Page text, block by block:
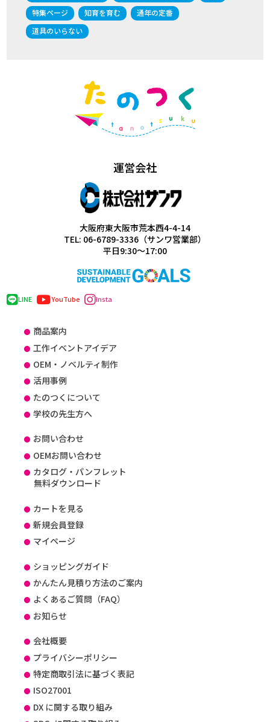
特集ページ
知育を育む
通年の定番
道具のいらない
運営会社
大阪府東大阪市荒本西4-4-14
TEL: 06-6789-3336（サンワ営業部）
平日9:30～17:00
LINE YouTube Insta
商品案内
工作イベントアイデア
OEM・ノベルティ制作
活用事例
たのつくについて
学校の先生方へ
お問い合わせ
OEMお問い合わせ
カタログ・パンフレット
無料ダウンロード
カートを見る
新規会員登録
マイページ
ショッピングガイド
かんたん見積り方法のご案内
よくあるご質問（FAQ）
お知らせ
会社概要
プライバシーポリシー
特定商取引法に基づく表記
ISO27001
DX に関する取り組み